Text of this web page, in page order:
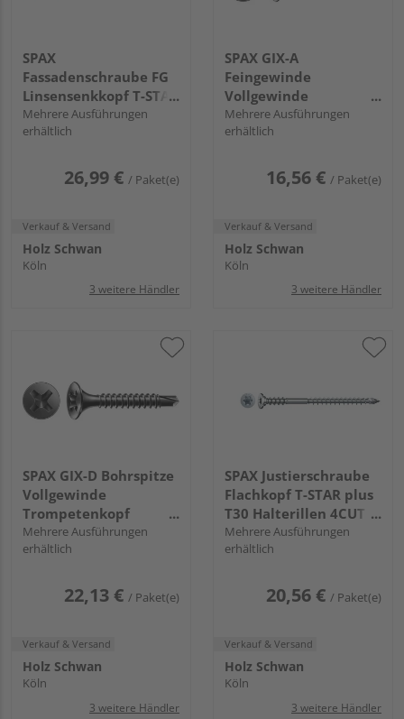
SPAX
Fassadenschraube FG
Linsensenkkopf T-STAR
plus T20 4CUT
Edelstahl rostfrei A2
Mehrere Ausführungen
erhältlich
26,99 € / Paket(e)
Verkauf & Versand
Holz Schwan
Köln
3 weitere Händler
SPAX GIX-A
Feingewinde
Vollgewinde
Trompetenkopf
Kreuzschlitz H2
Phosphatiert schwarz
Mehrere Ausführungen
erhältlich
16,56 € / Paket(e)
Verkauf & Versand
Holz Schwan
Köln
3 weitere Händler
SPAX GIX-D Bohrspitze
Vollgewinde
Trompetenkopf
Kreuzschlitz H2
Bohrspitze
Mehrere Ausführungen
erhältlich
22,13 € / Paket(e)
Verkauf & Versand
Holz Schwan
Köln
3 weitere Händler
SPAX Justierschraube
Flachkopf T-STAR plus
T30 Halterillen 4CUT
WIROX FH
Mehrere Ausführungen
erhältlich
20,56 € / Paket(e)
Verkauf & Versand
Holz Schwan
Köln
3 weitere Händler